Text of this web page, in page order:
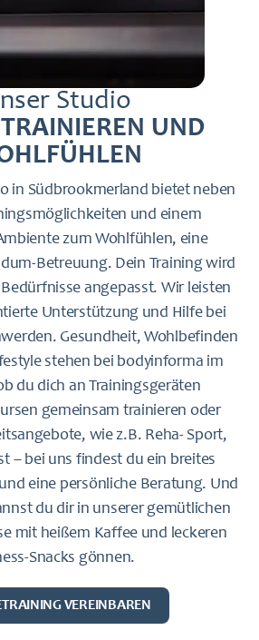
Studio
UND
in Südbrookmerland bietet neben
und einem
zum Wohlfühlen, eine
Betreuung. Dein Training wird
angepasst. Wir leisten
Unterstützung und Hilfe bei
Gesundheit, Wohlbefinden
stehen bei bodyinforma im
du dich an Trainingsgeräten
gemeinsam trainieren oder
wie z.B. Reha- Sport,
– bei uns findest du ein breites
eine persönliche Beratung. Und
du dir in unserer gemütlichen
mit heißem Kaffee und leckeren
Snacks gönnen.
VEREINBAREN